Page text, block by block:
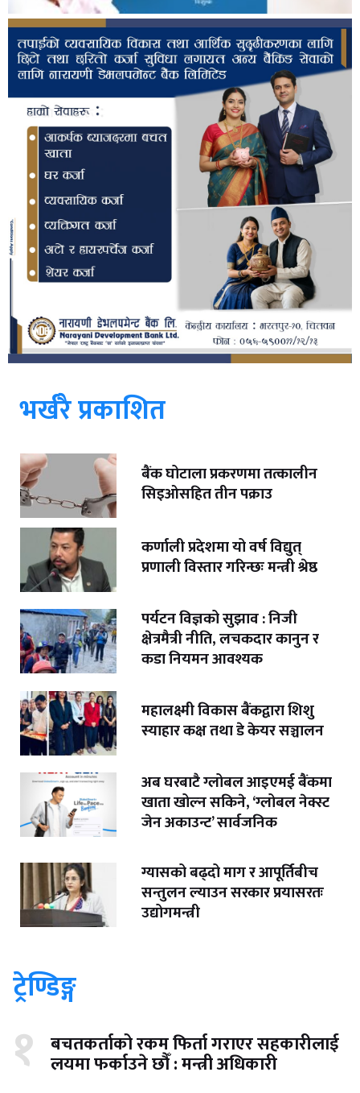
भर्खरै प्रकाशित
बैंक घोटाला प्रकरणमा तत्कालीन
सिइओसहित तीन पक्राउ
कर्णाली प्रदेशमा यो वर्ष विद्युत्
प्रणाली विस्तार गरिन्छः मन्त्री श्रेष्ठ
पर्यटन विज्ञको सुझाव : निजी
क्षेत्रमैत्री नीति, लचकदार कानुन र
कडा नियमन आवश्यक
महालक्ष्मी विकास बैंकद्वारा शिशु
स्याहार कक्ष तथा डे केयर सञ्चालन
अब घरबाटै ग्लोबल आइएमई बैंकमा
खाता खोल्न सकिने, ‘ग्लोबल नेक्स्ट
जेन अकाउन्ट’ सार्वजनिक
ग्यासको बढ्दो माग र आपूर्तिबीच
सन्तुलन ल्याउन सरकार प्रयासरतः
उद्योगमन्त्री
ट्रेण्डिङ्ग
१ बचतकर्ताको रकम फिर्ता गराएर सहकारीलाई
लयमा फर्काउने छौँ : मन्त्री अधिकारी